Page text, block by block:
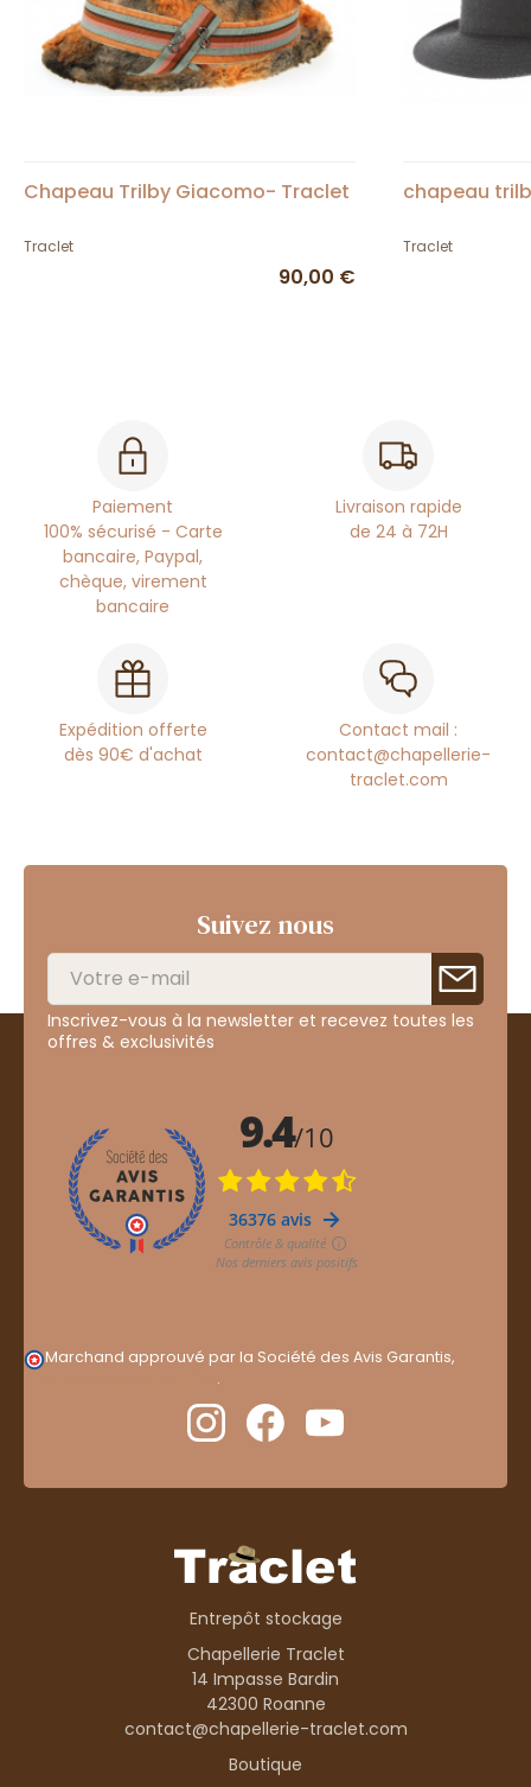
Chapeau Trilby Giacomo- Traclet
Traclet
90,00 €
chapeau
Traclet
Paiement
100% sécurisé - Carte
bancaire, Paypal,
chèque, virement
bancaire
Livraison rapide
de 24 à 72H
Expédition offerte
dès 90€ d'achat
Contact mail :
contact@chapellerie-
traclet.com
Suivez nous
Inscrivez-vous à la newsletter et recevez toutes les
offres & exclusivités
Marchand approuvé par la Société des Avis Garantis,
.
Entrepôt stockage
Chapellerie Traclet
14 Impasse Bardin
42300 Roanne
contact@chapellerie-traclet.com
Boutique